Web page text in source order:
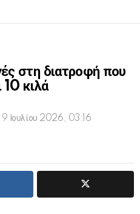
στη διατροφή που
10 κιλά
9 Ιουλίου 2026, 03:16